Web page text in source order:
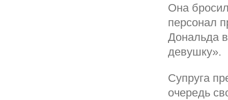
Она
персонал
Дональда
девушку».
Супруга
очередь